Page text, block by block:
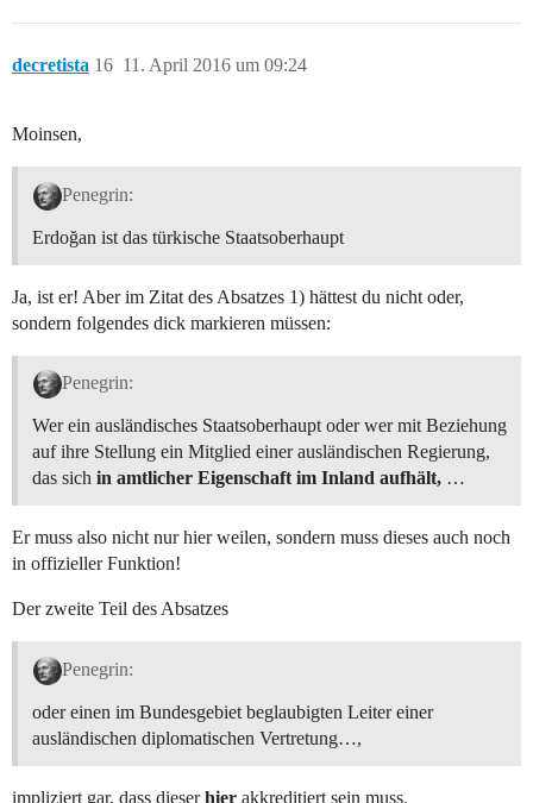
decretista 11. April 2016 um 09:24
16
Moinsen,
Penegrin:
Erdoğan ist das türkische Staatsoberhaupt
Ja, ist er! Aber im Zitat des Absatzes 1) hättest du nicht oder,
sondern folgendes dick markieren müssen:
Penegrin:
Wer ein ausländisches Staatsoberhaupt oder wer mit Beziehung
auf ihre Stellung ein Mitglied einer ausländischen Regierung,
das sich in amtlicher Eigenschaft im Inland aufhält, …
Er muss also nicht nur hier weilen, sondern muss dieses auch noch
in offizieller Funktion!
Der zweite Teil des Absatzes
Penegrin:
oder einen im Bundesgebiet beglaubigten Leiter einer
ausländischen diplomatischen Vertretung…,
impliziert gar, dass dieserhier akkreditiert sein muss.